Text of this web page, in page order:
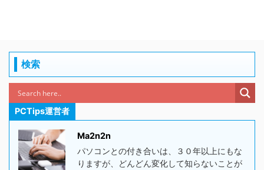
検索
PCTips運営者
Ma2n2n
パソコンとの付き合いは、３０年以上にもな
りますが、どんどん変化して知らないことが